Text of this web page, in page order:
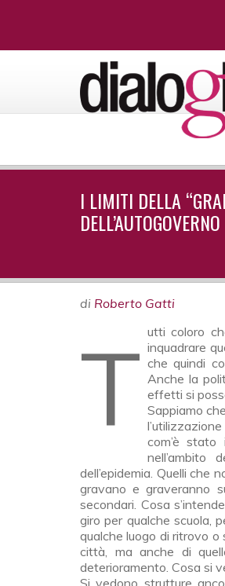
I LIMITI DELLA
DELL’AUTOGOVERNO
di Roberto Gatti
Tutti coloro che guidano un’auto sanno che nessuno specchietto retrovisore è in grado di inquadrare
che quindi
Anche la
effetti si
Sappiamo
com’è
nell’ambito
dell’epidemia. Quelli che
gravano e graveranno
secondari. Cosa
giro per qualche scuola,
qualche luogo di ritrovo
città, ma anche di
deterioramento. Cosa si
Si vedono strutture